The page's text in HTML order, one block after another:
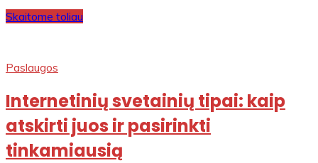
Skaitome toliau
Paslaugos
Internetinių svetainių tipai: kaip
atskirti juos ir pasirinkti
tinkamiausią